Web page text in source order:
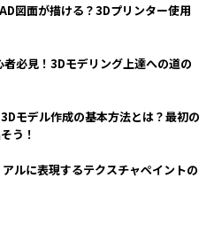
図面が描ける？3Dプリンター使用
必見！3Dモデリング上達への道の
モデル作成の基本方法とは？最初の
う！
ルに表現するテクスチャペイントの